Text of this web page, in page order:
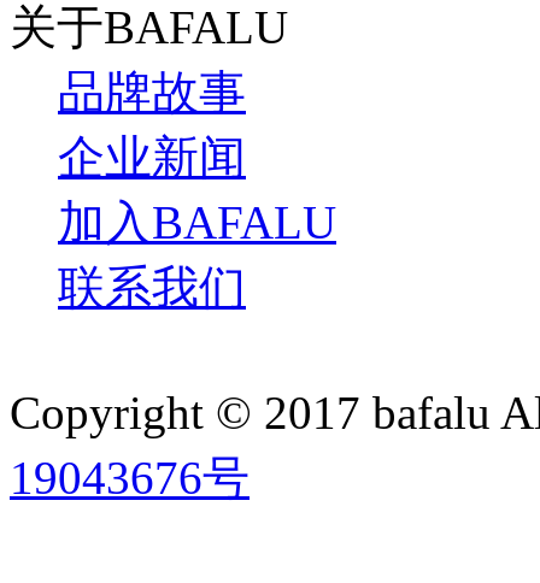
关于BAFALU
品牌故事
企业新闻
加入BAFALU
联系我们
Copyright © 2017 bafalu
19043676号